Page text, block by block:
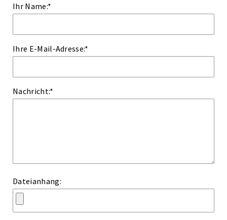
Ihr Name:*
Ihre E-Mail-Adresse:*
Nachricht:*
Dateianhang: